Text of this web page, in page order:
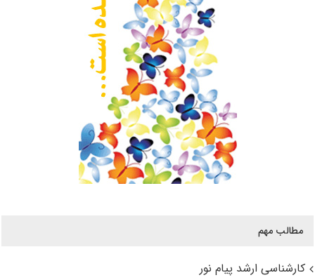
مطالب مهم
کارشناسی ارشد پیام نور